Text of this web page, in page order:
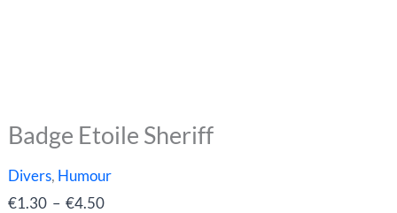
Badge Etoile Sheriff
Divers, Humour
€1.30 – €4.50
Plage
quantité